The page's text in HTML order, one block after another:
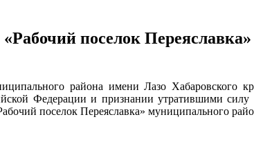
поселок
района имени Лазо Хабаровского
Федерации и признании утратившими силу
поселок Переяславка» муниципального